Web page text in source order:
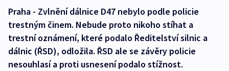
Praha - Zvlnění dálnice D47 nebylo podle policie
trestným činem. Nebude proto nikoho stíhat a
trestní oznámení, které podalo Ředitelství silnic a
dálnic (ŘSD), odložila. ŘSD ale se závěry policie
nesouhlasí a proti usnesení podalo stížnost.